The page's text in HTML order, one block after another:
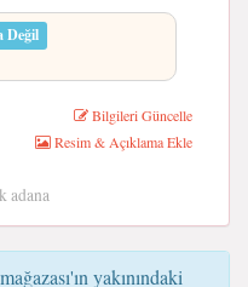
Değil
Bilgileri Güncelle
Resim & Açıklama Ekle
adana
yakınındaki